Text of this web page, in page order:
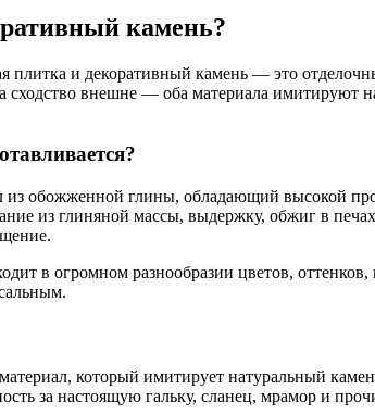
камень?
и декоративный камень — это
сходство внешне — оба материала имитируют
обожженной глины, обладающий высокой
из глиняной массы, выдержку, обжиг в
в огромном разнообразии цветов,
который имитирует натуральный
за настоящую гальку, сланец, мрамор и